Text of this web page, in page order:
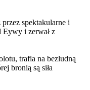
spektakularne i
i zerwał z
trafia na bezludną
bronią są siła